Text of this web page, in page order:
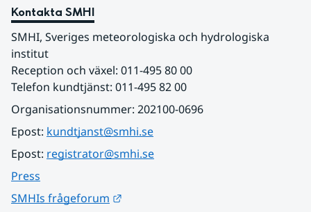
Kontakta SMHI
SMHI, Sveriges meteorologiska och hydrologiska
institut
Reception och växel: 011-495 80 00
Telefon kundtjänst: 011-495 82 00
Organisationsnummer: 202100-0696
Epost: kundtjanst@smhi.se
Epost: registrator@smhi.se
Press
SMHIs frågeforum